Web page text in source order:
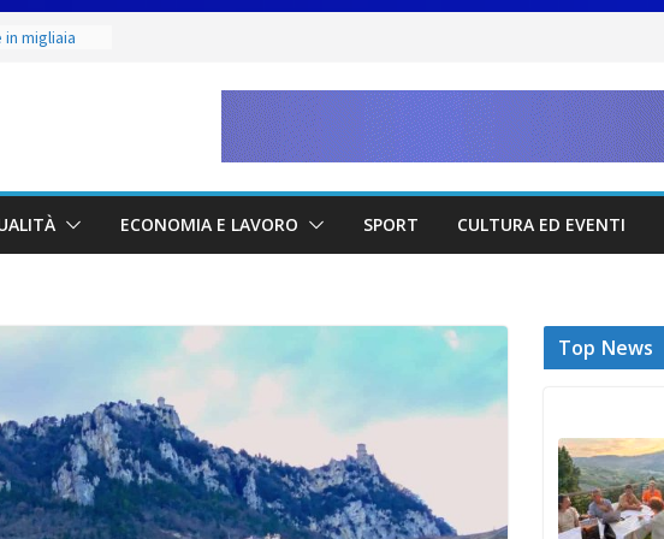
in migliaia
alla Prima
Judo San
si è
ECONOMIA E LAVORO SPORT CULTURA ED EVENTI
Top News